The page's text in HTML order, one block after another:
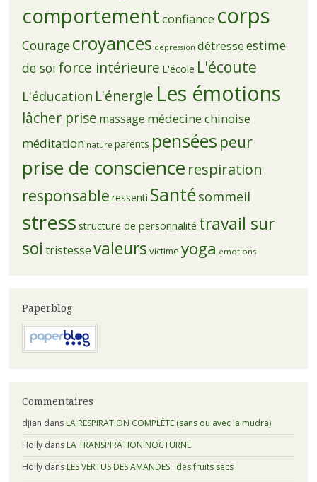
comportementconfiance corps
Couragecroyances dépression détresseestime
de soi force intérieure L'école L'écoute
L'éducation L'énergie Les émotions
lâcher prise massage médecine chinoise
méditation nature parents pensées peur
prise de conscience respiration
responsable ressenti Santésommeil
stress structure de personnalité travail sur
soi tristessevaleurs victime yoga émotions
Paperblog
Commentaires
djian dans LA RESPIRATION COMPLÈTE (sans ou avec la mudra)
Hollydans LA TRANSPIRATION NOCTURNE
Hollydans LES VERTUS DES AMANDES : des fruits secs